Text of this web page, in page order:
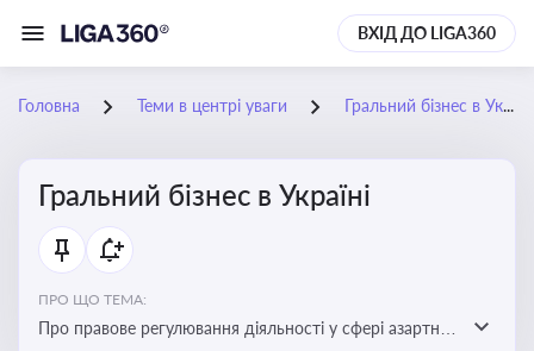
ВХІД ДО LIGA360
Головна Теми в центрі уваги Гральний бізнес в Україні
Гральний бізнес в Україні
ПРО ЩО ТЕМА:
Про правове регулювання діяльності у сфері азартних